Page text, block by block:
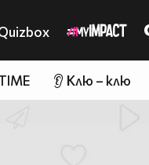
👂 Клю – клю